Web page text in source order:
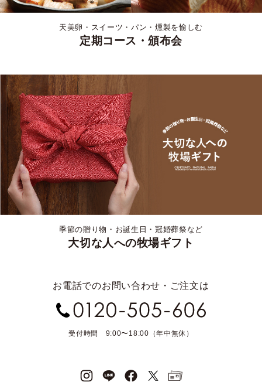
天美卵・スイーツ・パン・燻製を愉しむ
定期コース・頒布会
季節の贈り物・お誕生日・冠婚葬祭など
大切な人への牧場ギフト
お電話でのお問い合わせ・ご注文は
受付時間 9:00〜18:00（年中無休）